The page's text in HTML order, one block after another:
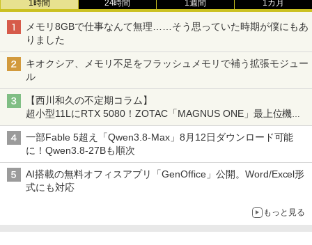
1時間 24時間 1週間 1カ月
メモリ8GBで仕事なんて無理……そう思っていた時期が僕にもあ
りました
キオクシア、メモリ不足をフラッシュメモリで補う拡張モジュー
ル
【西川和久の不定期コラム】
超小型11LにRTX 5080！ZOTAC「MAGNUS ONE」最上位機の
実力を探る
一部Fable 5超え「Qwen3.8-Max」8月12日ダウンロード可能
に！Qwen3.8-27Bも順次
AI搭載の無料オフィスアプリ「GenOffice」公開。Word/Excel形
式にも対応
もっと見る